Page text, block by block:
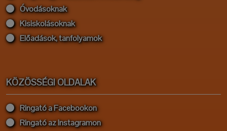
Óvodásoknak
Kisiskolásoknak
Előadások, tanfolyamok
KÖZÖSSÉGI OLDALAK
Ringató a Facebookon
Ringató az Instagramon